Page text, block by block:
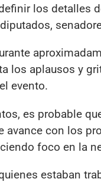
los detalles
los aplausos y
evento.
es probable
avance con los
foco en la
estaban